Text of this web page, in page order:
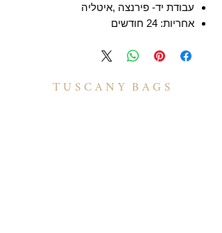
עבודת יד- פירנצה ,איטליה
אחריות: 24 חודשים
T U S C A N Y B A G S